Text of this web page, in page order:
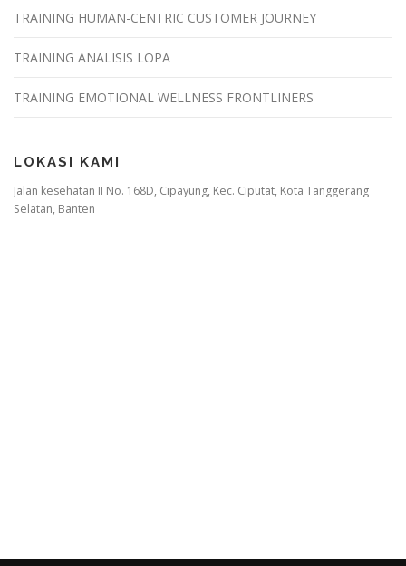
TRAINING HUMAN-CENTRIC CUSTOMER JOURNEY
TRAINING ANALISIS LOPA
TRAINING EMOTIONAL WELLNESS FRONTLINERS
LOKASI KAMI
Jalan kesehatan II No. 168D, Cipayung, Kec. Ciputat, Kota Tanggerang
Selatan, Banten